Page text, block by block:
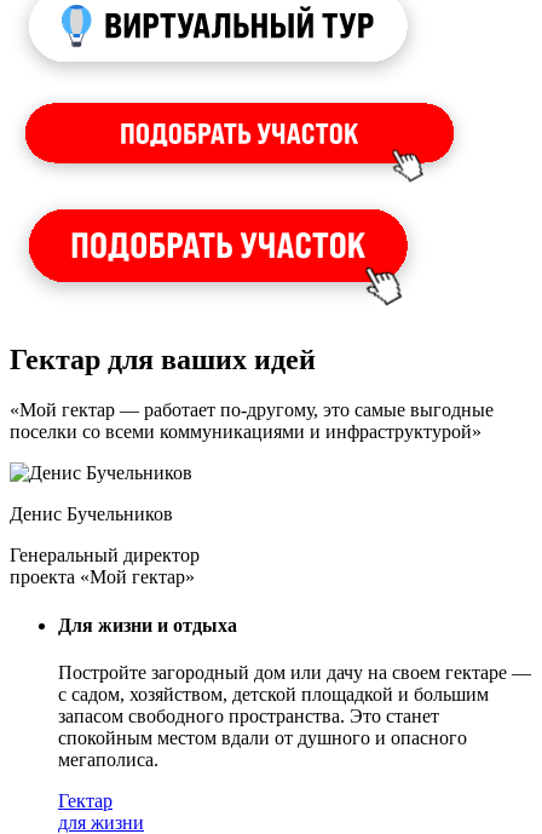
Гектар для ваших идей
«Мой гектар — работает по-другому, это самые выгодные
поселки со всеми коммуникациями и инфраструктурой»
Денис Бучельников
Генеральный директор
проекта «Мой гектар»
Для жизни и отдыха
Постройте загородный дом или дачу на своем гектаре —
с садом, хозяйством, детской площадкой и большим
запасом свободного пространства. Это станет
спокойным местом вдали от душного и опасного
мегаполиса.
Гектар
для жизни